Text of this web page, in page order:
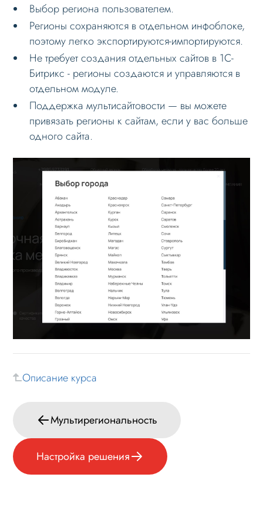
Проблемы и решения
Веб-разработчикам
Вопрос-ответ
Выбор региона пользователем.
Регионы сохраняются в отдельном инфоблоке,
поэтому легко экспортируются-импортируются.
Не требует создания отдельных сайтов в 1С-
Битрикс - регионы создаются и управляются в
отдельном модуле.
Поддержка мультисайтовости — вы можете
привязать регионы к сайтам, если у вас больше
одного сайта.
Описание курса
Мультирегиональность
Настройка решения